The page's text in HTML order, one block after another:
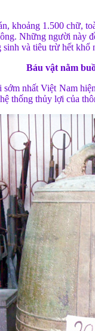
khoảng 1.500 chữ,
Những người này
và tiêu trừ hết
Báu vật nằm
nhất Việt Nam
thống thủy lợi của